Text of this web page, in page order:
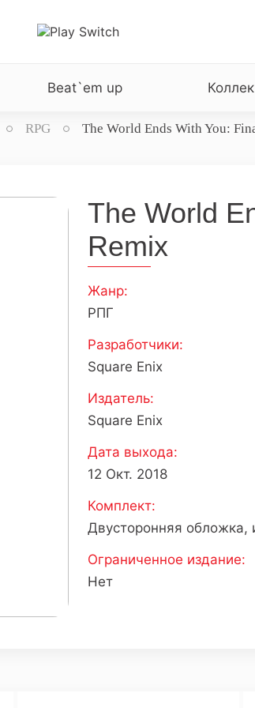
Beat`em up
RPG The World Ends With You:
The World
Remix
Жанр:
РПГ
Разработчики:
Square Enix
Издатель:
Square Enix
Дата выхода:
12 Окт. 2018
Комплект:
Двусторонняя обложка,
Ограниченное издание:
Нет